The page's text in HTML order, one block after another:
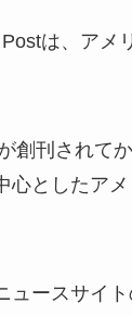
は、アメ
創刊されて
心としたア
ュースサイト